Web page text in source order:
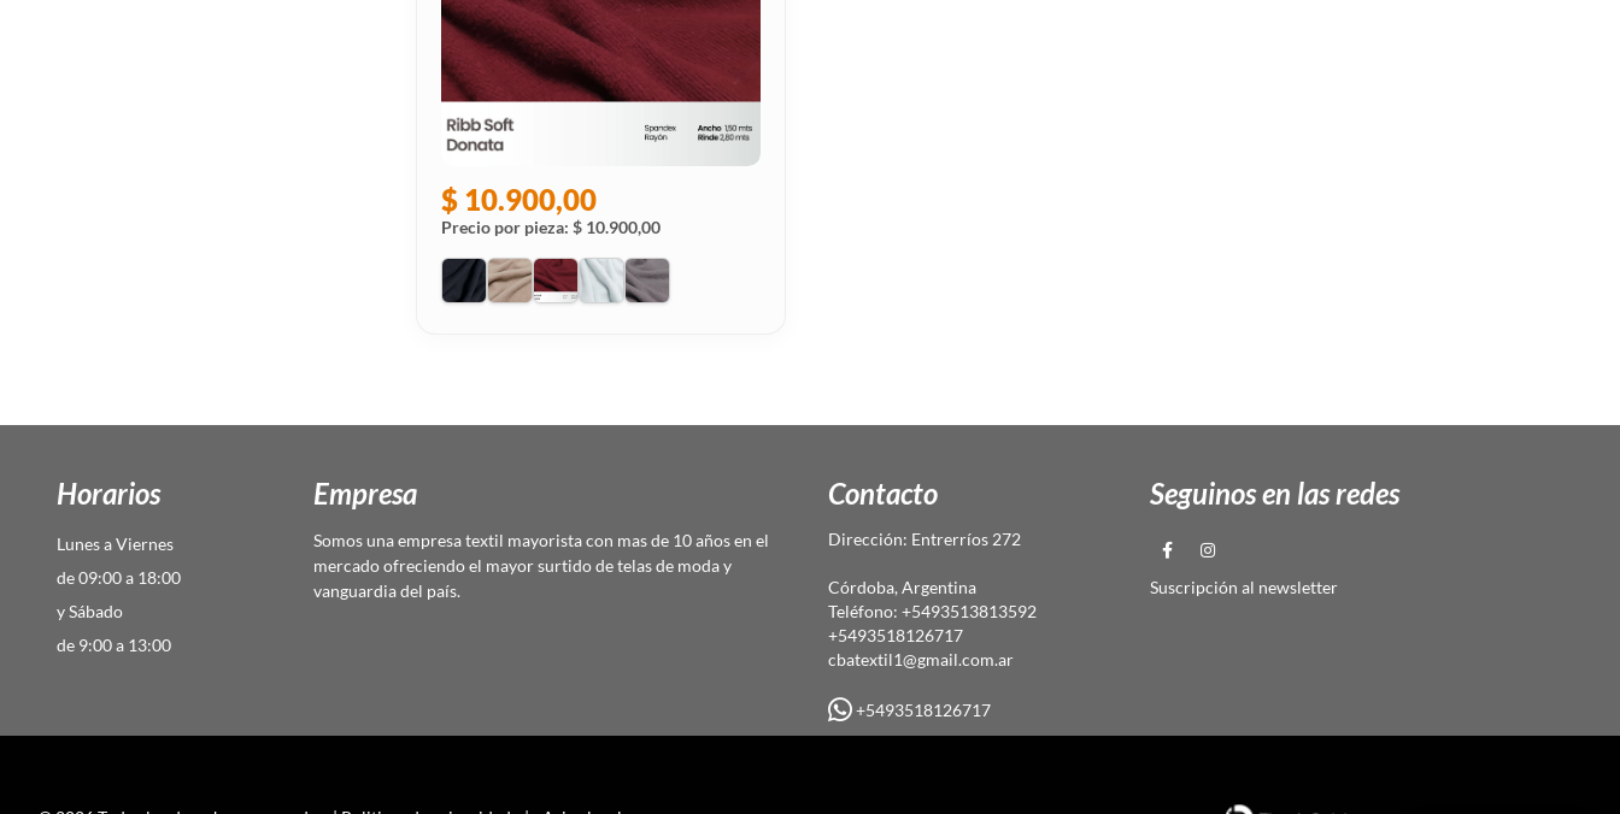
$ 10.900,00
Precio por pieza: $ 10.900,00
Horarios
Lunes a Viernes
de 09:00 a 18:00
y Sábado
de 9:00 a 13:00
Empresa
Somos una empresa textil mayorista con mas de 10 años en el
mercado ofreciendo el mayor surtido de telas de moda y
vanguardia del país.
Contacto
Dirección: Entrerríos 272
Córdoba, Argentina
Teléfono: +5493513813592
+5493518126717
cbatextil1@gmail.com.ar
+5493518126717
Seguinos en las redes
Suscripción al newsletter